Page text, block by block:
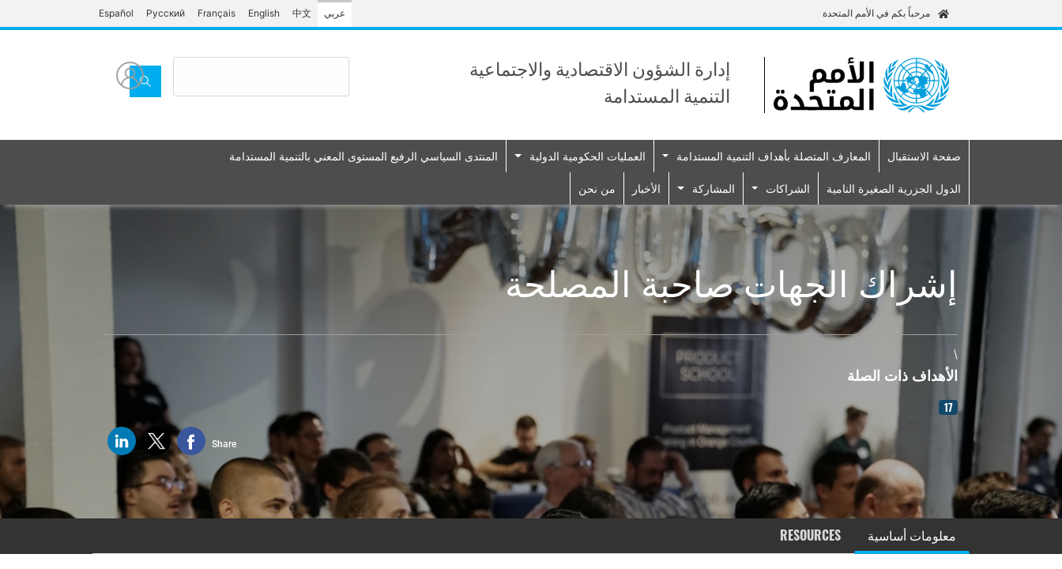
to
content
مرحباً بكم في الأمم المتحدة عربي 中文
English
Français
Русский
Español
إدارة الشؤون الاقتصادية والاجتماعية
التنمية المستدامة
Primary navigation
صفحة الاستقبال المعارف المتصلة بأهداف التنمية المستدامة العمليات الحكومية الدولية المنتدى السياسي الرفيع المستوى المعني بالتنمية المستدامة
الدول الجزرية الصغيرة النامية الشراكات المشاركة الأخبار من نحن
إشراك الجهات صاحبة المصلحة
\
الأهداف ذات الصلة
17
Share
معلومات أساسية RESOURCES